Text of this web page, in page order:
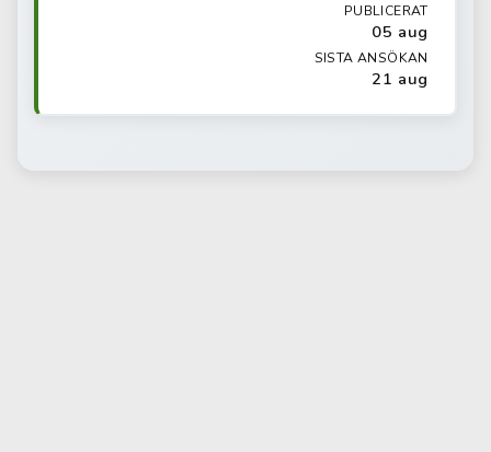
PUBLICERAT
05 aug
SISTA ANSÖKAN
21 aug